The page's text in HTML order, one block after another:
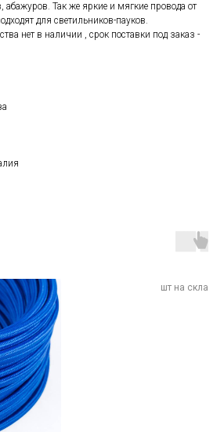
абажуров. Так же яркие и мягкие провода от
для светильников-пауков.
нет в наличии , срок поставки под заказ -